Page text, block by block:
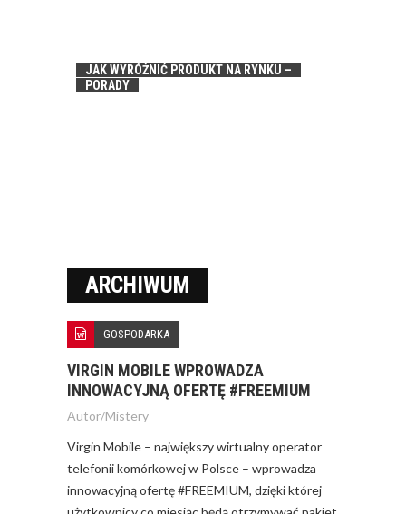
JAK WYRÓŻNIĆ PRODUKT NA RYNKU –
PORADY
ARCHIWUM
GOSPODARKA
VIRGIN MOBILE WPROWADZA
INNOWACYJNĄ OFERTĘ #FREEMIUM
Autor/Mistery
Virgin Mobile – największy wirtualny operator
telefonii komórkowej w Polsce – wprowadza
innowacyjną ofertę #FREEMIUM, dzięki której